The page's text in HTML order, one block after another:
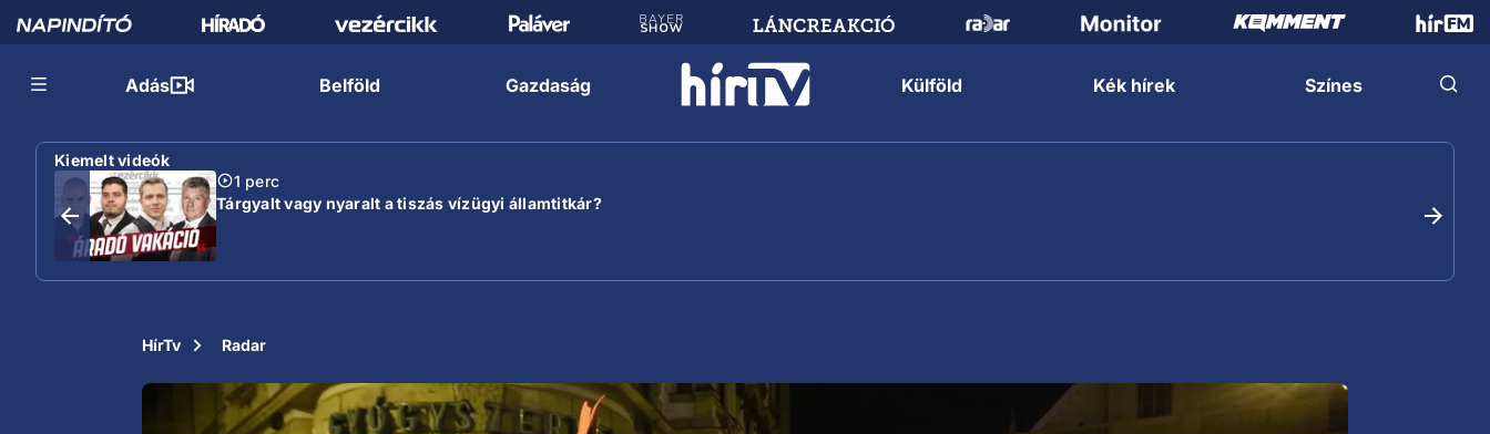
Adás Belföld Gazdaság Külföld Kék hírek Színes
Kiemelt videók
1 perc
Tárgyalt vagy nyaralt a tiszás vízügyi államtitkár?
HírTv Radar